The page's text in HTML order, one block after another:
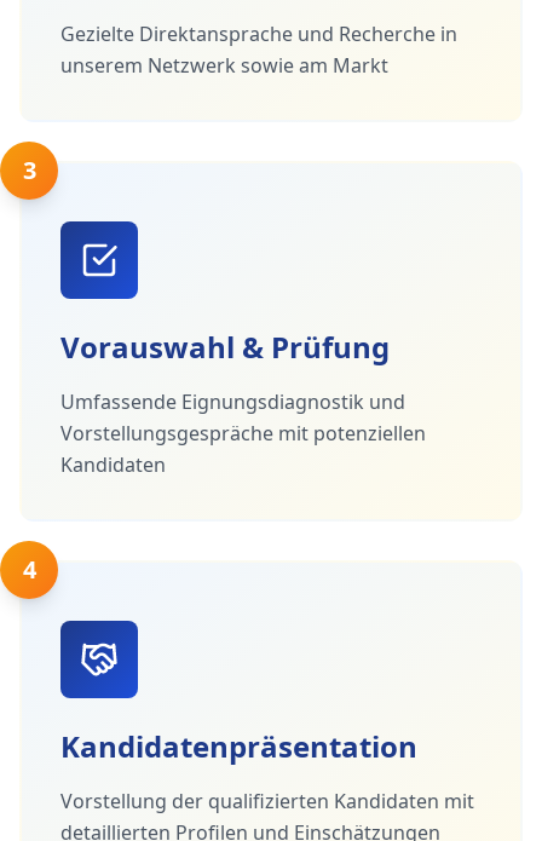
Gezielte Direktansprache und Recherche in
unserem Netzwerk sowie am Markt
3
Vorauswahl & Prüfung
Umfassende Eignungsdiagnostik und
Vorstellungsgespräche mit potenziellen
Kandidaten
4
Kandidatenpräsentation
Vorstellung der qualifizierten Kandidaten mit
detaillierten Profilen und Einschätzungen